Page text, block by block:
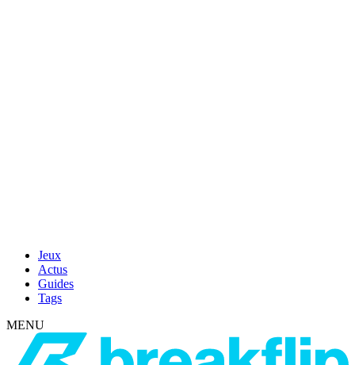
Jeux
Actus
Guides
Tags
MENU